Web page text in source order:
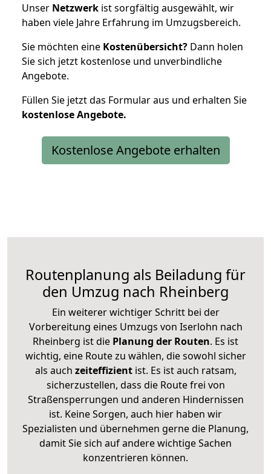
Unser Netzwerk ist sorgfältig ausgewählt, wir
haben viele Jahre Erfahrung im Umzugsbereich.
Sie möchten eine Kostenübersicht? Dann holen
Sie sich jetzt kostenlose und unverbindliche
Angebote.
Füllen Sie jetzt das Formular aus und erhalten Sie
kostenloseAngebote.
Kostenlose Angebote erhalten
Routenplanung als Beiladung für
den Umzug nach Rheinberg
Ein weiterer wichtiger Schritt bei der
Vorbereitung eines Umzugs von Iserlohn nach
Rheinberg ist die Planung der Routen. Es ist
wichtig, eine Route zu wählen, die sowohl sicher
als auch zeiteffizientist. Es ist auch ratsam,
sicherzustellen, dass die Route frei von
Straßensperrungen und anderen Hindernissen
ist. Keine Sorgen, auch hier haben wir
Spezialisten und übernehmen gerne die Planung,
damit Sie sich auf andere wichtige Sachen
konzentrieren können.